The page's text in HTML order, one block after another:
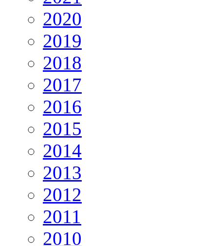
2020
2019
2018
2017
2016
2015
2014
2013
2012
2011
2010